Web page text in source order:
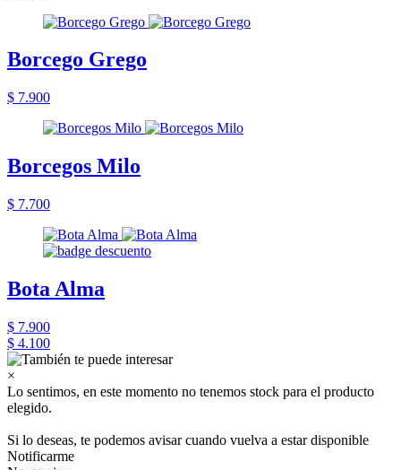
Borcego Grego
$ 7.900
Borcegos Milo
$ 7.700
Bota Alma
$ 7.900
$ 4.100
×
Lo sentimos, en este momento no tenemos stock para el producto
elegido.
Si lo deseas, te podemos avisar cuando vuelva a estar disponible
Notificarme